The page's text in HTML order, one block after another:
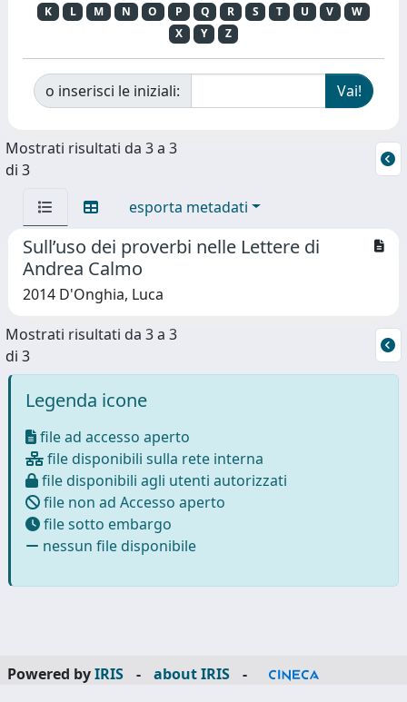
K
L M N O P Q R S T U V
W
X
Y Z
o inserisci le iniziali:
Mostrati risultati da 3 a 3
di 3
esporta metadati
Sull’uso dei proverbi nelle Lettere di
Andrea Calmo
2014 D'Onghia, Luca
Mostrati risultati da 3 a 3
di 3
Legenda icone
file ad accesso aperto
file disponibili sulla rete interna
file disponibili agli utenti autorizzati
file non ad Accesso aperto
file sotto embargo
nessun file disponibile
Powered byIRIS - about IRIS
-